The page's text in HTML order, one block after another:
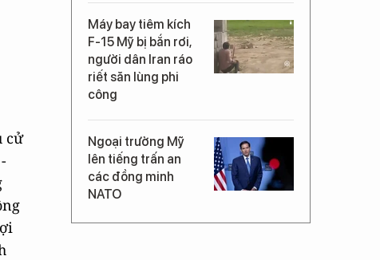
cử
Máy bay tiêm kích
F-15 Mỹ bị bắn rơi,
người dân Iran ráo
riết săn lùng phi
công
Ngoại trưởng Mỹ
lên tiếng trấn an
các đồng minh
NATO